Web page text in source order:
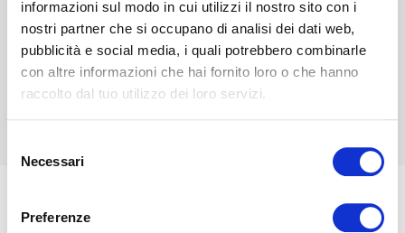
informazioni sul modo in cui utilizzi il nostro sito con i
nostri partner che si occupano di analisi dei dati web,
pubblicità e social media, i quali potrebbero combinarle
con altre informazioni che hai fornito loro o che hanno
raccolto dal tuo utilizzo dei loro servizi.
delNecessari
Preferenze
più adatta a te.
Scopri di più
Contatta il nostro
customer care.
Scopri di più